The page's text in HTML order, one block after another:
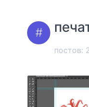
постов: